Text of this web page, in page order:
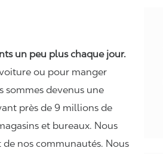
un peu plus chaque jour.
ou pour manger
sommes devenus une
près de 9 millions de
et bureaux. Nous
nos communautés. Nous